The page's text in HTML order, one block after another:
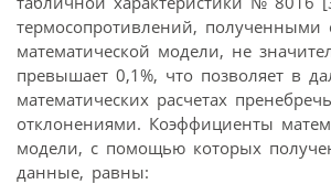
термосопротивлений,
математической модели, не
превышает 0,1%, что позволяет в
математических расчетах
отклонениями. Коэффициенты
модели, с помощью которых
данные, равны: